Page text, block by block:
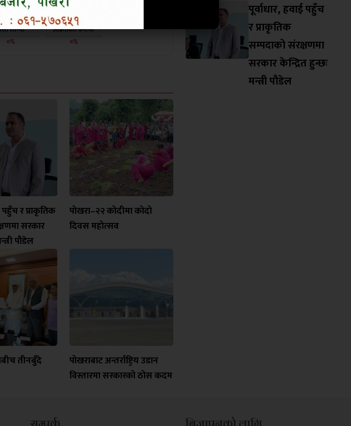
लाग्यो
०%
आक्रोशित बनायो
०%
पहुँच र प्राकृतिक
सरकार
पौडेल
पोखरा–२२ कोदीमा कोदो
दिवस महोत्सव
तीनबुँदे
पोखराबाट अन्तर्राष्ट्रिय उडान
विस्तारमा सरकारको ठोस कदम
पूर्वाधार, हवाई पहुँच
र प्राकृतिक
सम्पदाको संरक्षणमा
सरकार केन्द्रित हुन्छः
मन्त्री पौडेल